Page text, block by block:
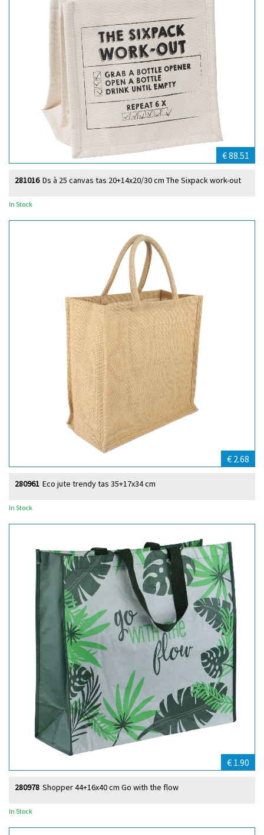
€ 88.51
Ds à 25 canvas tas 20+14x20/30 cm The Sixpack work-out
281016
In Stock
€ 2.68
Eco jute trendy tas 35+17x34 cm
280961
In Stock
€ 1.90
Shopper 44+16x40 cm Go with the flow
280978
In Stock